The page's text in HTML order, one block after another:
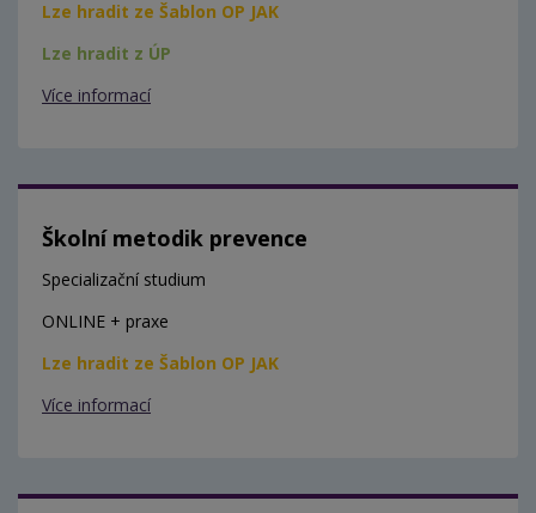
Lze hradit ze Šablon OP JAK
Lze hradit z ÚP
Více informací
Školní metodik prevence
Specializační studium
ONLINE + praxe
Lze hradit ze Šablon OP JAK
Více informací